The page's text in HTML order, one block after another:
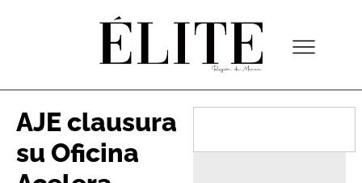
AJE clausura
su Oficina